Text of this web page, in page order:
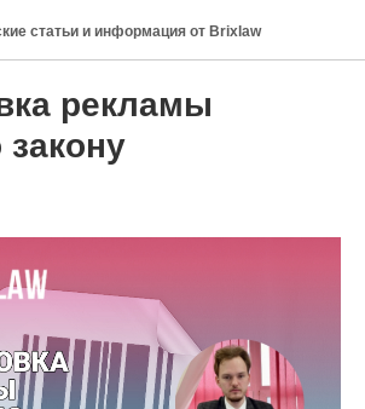
статьи и информация от Brixlaw
рекламы
закону